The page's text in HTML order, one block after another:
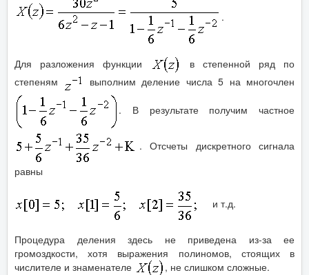
.
Для разложения функции
в степенной ряд по
степеням
выполним деление числа 5 на многочлен
. В результате получим частное
. Отсчеты дискретного сигнала
равны
и т.д.
Процедура деления здесь не приведена из-за ее
громоздкости, хотя выражения полиномов, стоящих в
числителе и знаменателе
, не слишком сложные.